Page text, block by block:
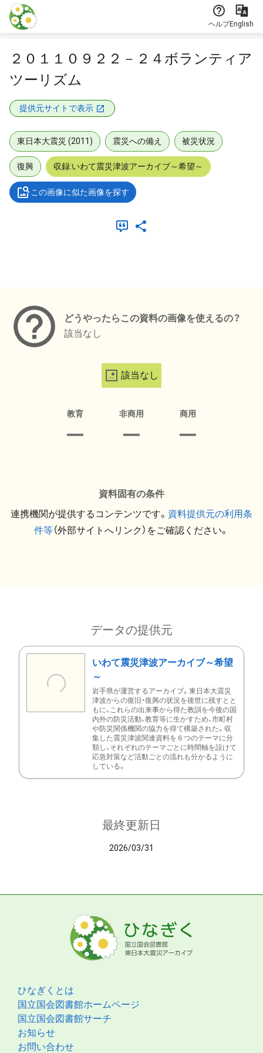
本文に飛ぶ
ヘルプEnglish
２０１１０９２２－２４ボランティア
ツーリズム
提供元サイトで表示
東日本大震災 (2011) 震災への備え 被災状況
復興 収録:いわて震災津波アーカイブ～希望～
この画像に似た画像を探す
どうやったらこの資料の画像を使えるの？
該当なし
該当なし
教育 非商用 商用
資料固有の条件
連携機関が提供するコンテンツです。 資料提供元の利用条
件等（外部サイトへリンク）をご確認ください。
データの提供元
いわて震災津波アーカイブ～希望
～
岩手県が運営するアーカイブ。東日本大震災
津波からの復旧・復興の状況を後世に残すとと
もに、これらの出来事から得た教訓を今後の国
内外の防災活動、教育等に生かすため、市町村
や防災関係機関の協力を得て構築された。収
集した震災津波関連資料を６つのテーマに分
類し、それぞれのテーマごとに時間軸を設けて
応急対策など活動ごとの流れも分かるように
している。
最終更新日
2026/03/31
ひなぎくとは
国立国会図書館ホームページ
国立国会図書館サーチ
お知らせ
お問い合わせ